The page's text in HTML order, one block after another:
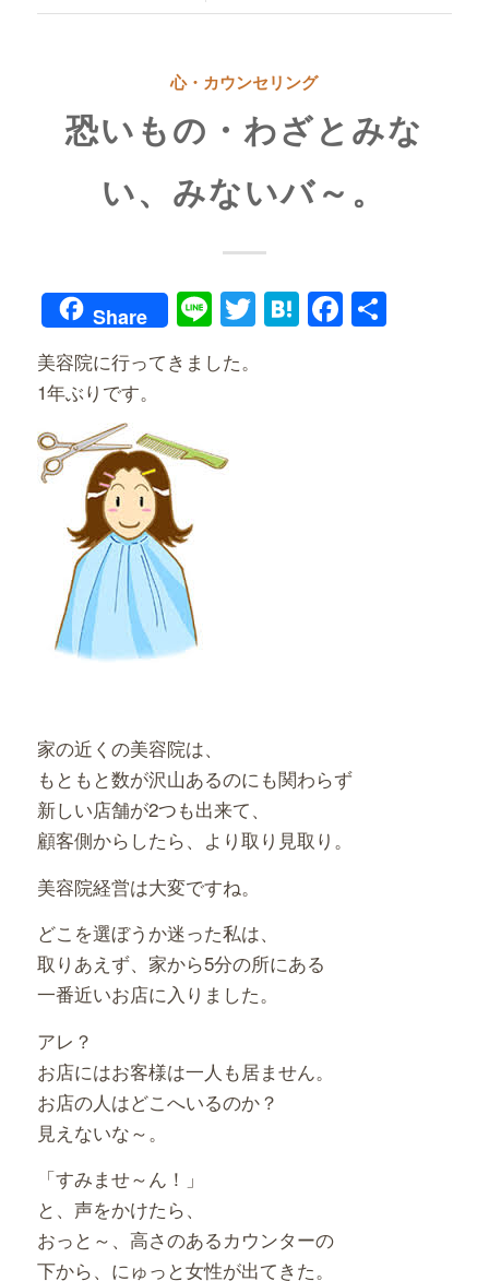
心・カウンセリング
恐いもの・わざとみな
い、みないバ～。
Share LineTwitter
Hatena共
美容院に行ってきました。
1年ぶりです。
家の近くの美容院は、
もともと数が沢山あるのにも関わらず
新しい店舗が2つも出来て、
顧客側からしたら、より取り見取り。
美容院経営は大変ですね。
どこを選ぼうか迷った私は、
取りあえず、家から5分の所にある
一番近いお店に入りました。
アレ？
お店にはお客様は一人も居ません。
お店の人はどこへいるのか？
見えないな～。
「すみませ～ん！」
と、声をかけたら、
おっと～、高さのあるカウンターの
下から、にゅっと女性が出てきた。